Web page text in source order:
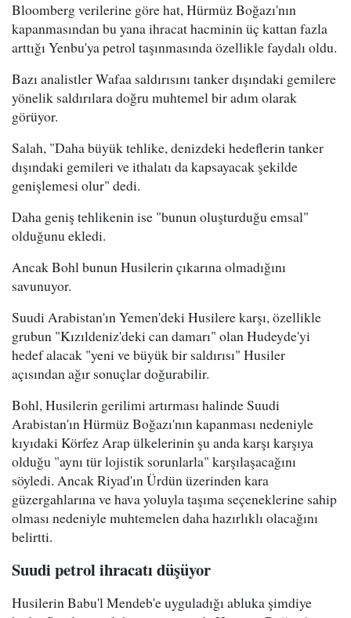
Bloomberg verilerine göre hat, Hürmüz Boğazı'nın
kapanmasından bu yana ihracat hacminin üç kattan fazla
arttığı Yenbu'ya petrol taşınmasında özellikle faydalı oldu.
Bazı analistler Wafaa saldırısını tanker dışındaki gemilere
yönelik saldırılara doğru muhtemel bir adım olarak
görüyor.
Salah, "Daha büyük tehlike, denizdeki hedeflerin tanker
dışındaki gemileri ve ithalatı da kapsayacak şekilde
genişlemesi olur" dedi.
Daha geniş tehlikenin ise "bunun oluşturduğu emsal"
olduğunu ekledi.
Ancak Bohl bunun Husilerin çıkarına olmadığını
savunuyor.
Suudi Arabistan'ın Yemen'deki Husilere karşı, özellikle
grubun "Kızıldeniz'deki can damarı" olan Hudeyde'yi
hedef alacak "yeni ve büyük bir saldırısı" Husiler
açısından ağır sonuçlar doğurabilir.
Bohl, Husilerin gerilimi artırması halinde Suudi
Arabistan'ın Hürmüz Boğazı'nın kapanması nedeniyle
kıyıdaki Körfez Arap ülkelerinin şu anda karşı karşıya
olduğu "aynı tür lojistik sorunlarla" karşılaşacağını
söyledi. Ancak Riyad'ın Ürdün üzerinden kara
güzergahlarına ve hava yoluyla taşıma seçeneklerine sahip
olması nedeniyle muhtemelen daha hazırlıklı olacağını
belirtti.
Suudi petrol ihracatı düşüyor
Husilerin Babu'l Mendeb'e uyguladığı abluka şimdiye